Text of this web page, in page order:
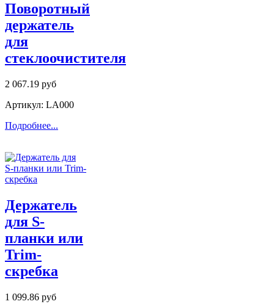
Поворотный
держатель
для
стеклоочистителя
2 067.19 руб
Артикул: LA000
Подробнее...
Держатель
для S-
планки или
Trim-
скребка
1 099.86 руб